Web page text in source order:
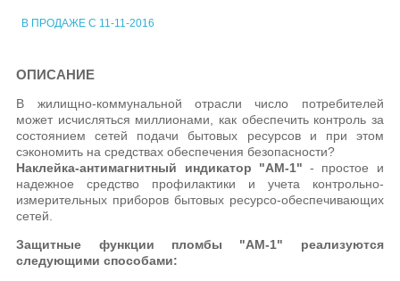
В ПРОДАЖЕ С 11-11-2016
ОПИСАНИЕ
В жилищно-коммунальной отрасли число потребителей
может исчисляться миллионами, как обеспечить контроль за
состоянием сетей подачи бытовых ресурсов и при этом
сэкономить на средствах обеспечения безопасности?
Наклейка-антимагнитный индикатор "АМ-1" - простое и
надежное средство профилактики и учета контрольно-
измерительных приборов бытовых ресурсо-обеспечивающих
сетей.
Защитные функции пломбы "АМ-1" реализуются
следующими способами: